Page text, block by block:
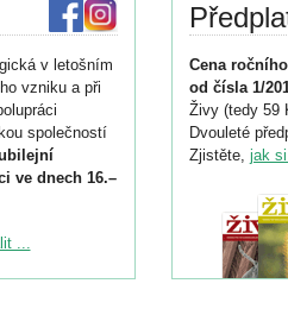
v letošním
vzniku a při
společností
ve dnech 16.–
...
Cena
od čísla 1/
Živy (tedy 59
Dvouleté
Zjistěte, jak